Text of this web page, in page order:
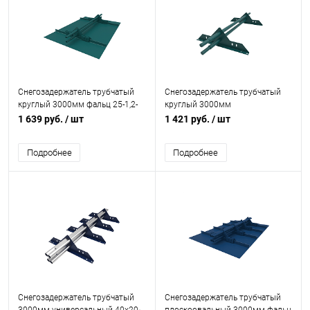
Снегозадержатель трубчатый
круглый 3000мм фальц 25-1,2-
2,0-3 оцинкованная сталь с
5021
1 639 руб. / шт
Подробнее
Снегозадержатель трубчатый
круглый 3000мм
универсальный 25-1,0-1,5-4
порошковым покрытием RAL
5021
1 421 руб. / шт
Подробнее
Снегозадержатель трубчатый
Снегозадержатель трубчатый